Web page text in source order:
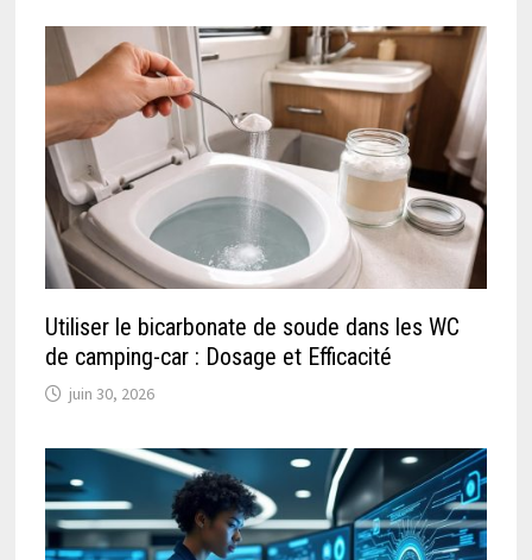
Utiliser le bicarbonate de soude dans les WC
de camping-car : Dosage et Efficacité
juin 30, 2026